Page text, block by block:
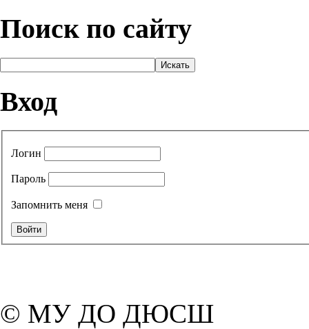
Поиск по сайту
Вход
Логин
Пароль
Запомнить меня
© МУ ДО ДЮСШ